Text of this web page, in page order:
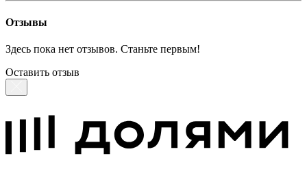
Отзывы
Здесь пока нет отзывов. Станьте первым!
Оставить отзыв